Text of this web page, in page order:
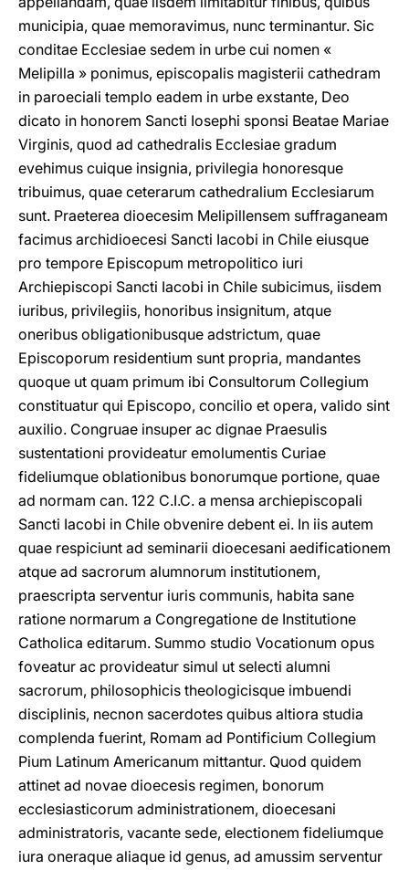
municipia, quae memoravimus, nunc terminantur. Sic
conditae Ecclesiae sedem in urbe cui nomen «
Melipilla » ponimus, episcopalis magisterii cathedram
in paroeciali templo eadem in urbe exstante, Deo
dicato in honorem Sancti Iosephi sponsi Beatae Mariae
Virginis, quod ad cathedralis Ecclesiae gradum
evehimus cuique insignia, privilegia honoresque
tribuimus, quae ceterarum cathedralium Ecclesiarum
sunt. Praeterea dioecesim Melipillensem suffraganeam
facimus archidioecesi Sancti Iacobi in Chile eiusque
pro tempore Episcopum metropolitico iuri
Archiepiscopi Sancti Iacobi in Chile subicimus, iisdem
iuribus, privilegiis, honoribus insignitum, atque
oneribus obligationibusque adstrictum, quae
Episcoporum residentium sunt propria, mandantes
quoque ut quam primum ibi Consultorum Collegium
constituatur qui Episcopo, concilio et opera, valido sint
auxilio. Congruae insuper ac dignae Praesulis
sustentationi provideatur emolumentis Curiae
fideliumque oblationibus bonorumque portione, quae
ad normam can. 122 C.I.C. a mensa archiepiscopali
Sancti Iacobi in Chile obvenire debent ei. In iis autem
quae respiciunt ad seminarii dioecesani aedificationem
atque ad sacrorum alumnorum institutionem,
praescripta serventur iuris communis, habita sane
ratione normarum a Congregatione de Institutione
Catholica editarum. Summo studio Vocationum opus
foveatur ac provideatur simul ut selecti alumni
sacrorum, philosophicis theologicisque imbuendi
disciplinis, necnon sacerdotes quibus altiora studia
complenda fuerint, Romam ad Pontificium Collegium
Pium Latinum Americanum mittantur. Quod quidem
attinet ad novae dioecesis regimen, bonorum
ecclesiasticorum administrationem, dioecesani
administratoris, vacante sede, electionem fideliumque
iura oneraque aliaque id genus, ad amussim serventur